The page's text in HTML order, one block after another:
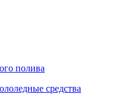
полива
средства